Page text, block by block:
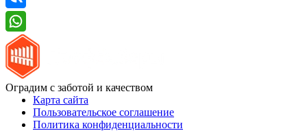
Оградим с заботой и качеством
Карта сайта
Пользовательское соглашение
Политика конфиденциальности